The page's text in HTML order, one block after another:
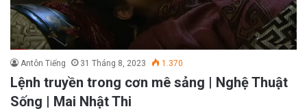
Antôn Tiếng 31 Tháng 8, 2023 1.370
Lệnh truyền trong cơn mê sảng | Nghệ Thuật
Sống | Mai Nhật Thi